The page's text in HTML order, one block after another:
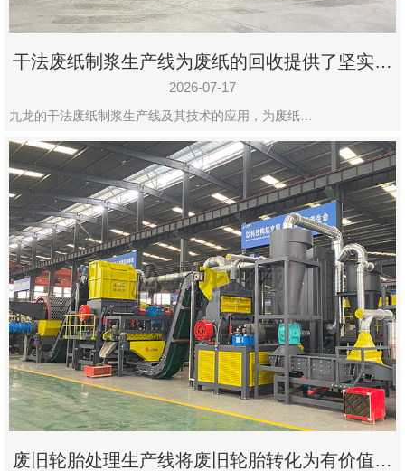
干法废纸制浆生产线为废纸的回收提供了坚实的
保障
2026-07-17
九龙的干法废纸制浆生产线及其技术的应用，为废纸…
废旧轮胎处理生产线将废旧轮胎转化为有价值的